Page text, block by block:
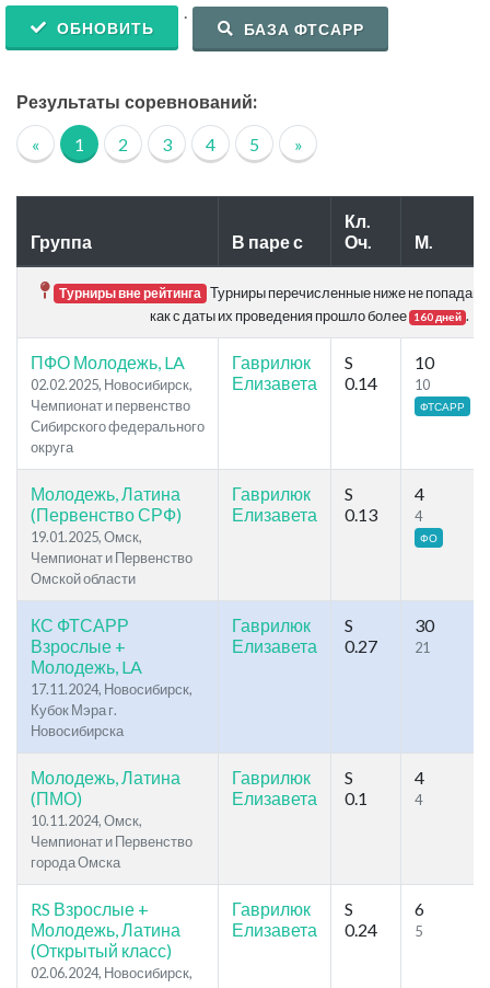
ОБНОВИТЬ
.
БАЗА ФТСАРР
Результаты соревнований:
« 1 2 3 4 5 »
Группа В паре с
Кл.
Оч.
М.
Турниры вне рейтинга Турниры перечисленные ниже не попадают
как с даты их проведения прошло более 160 дней .
ПФО Молодежь, LA
02.02.2025, Новосибирск,
Чемпионат и первенство
Сибирского федерального
округа
Гаврилюк
Елизавета
S
0.14
10
10
ФТСАРР
Молодежь, Латина
(Первенство СРФ)
19.01.2025, Омск,
Чемпионат и Первенство
Омской области
Гаврилюк
Елизавета
S
0.13
4
4
ФО
КС ФТСАРР
Взрослые +
Молодежь, LA
17.11.2024, Новосибирск,
Кубок Мэра г.
Новосибирска
Гаврилюк
Елизавета
S
0.27
30
21
Молодежь, Латина
(ПМО)
10.11.2024, Омск,
Чемпионат и Первенство
города Омска
Гаврилюк
Елизавета
S
0.1
4
4
RS Взрослые +
Молодежь, Латина
(Открытый класс)
02.06.2024, Новосибирск,
Гаврилюк
Елизавета
S
0.24
6
5